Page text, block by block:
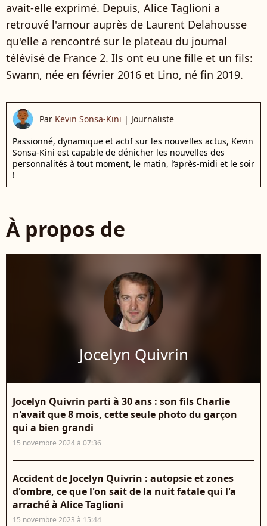
avait-elle exprimé. Depuis, Alice Taglioni a
retrouvé l'amour auprès de Laurent Delahousse
qu'elle a rencontré sur le plateau du journal
télévisé de France 2. Ils ont eu une fille et un fils:
Swann, née en février 2016 et Lino, né fin 2019.
Par Kevin Sonsa-Kini | Journaliste
Passionné, dynamique et actif sur les nouvelles actus, Kevin
Sonsa-Kini est capable de dénicher les nouvelles des
personnalités à tout moment, le matin, l’après-midi et le soir
!
À propos de
Jocelyn Quivrin
Jocelyn Quivrin parti à 30 ans : son fils Charlie
n'avait que 8 mois, cette seule photo du garçon
qui a bien grandi
15 novembre 2024 à 07:36
Accident de Jocelyn Quivrin : autopsie et zones
d'ombre, ce que l'on sait de la nuit fatale qui l'a
arraché à Alice Taglioni
15 novembre 2023 à 15:44